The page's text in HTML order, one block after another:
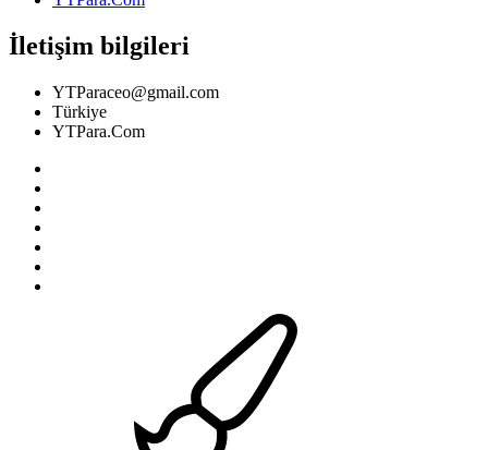
İletişim bilgileri
YTParaceo@gmail.com
Türkiye
YTPara.Com